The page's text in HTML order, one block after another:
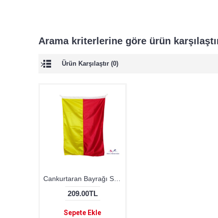
Arama kriterlerine göre ürün
Ürün Karşılaştır (0)
209.00TL
Sepete Ekle